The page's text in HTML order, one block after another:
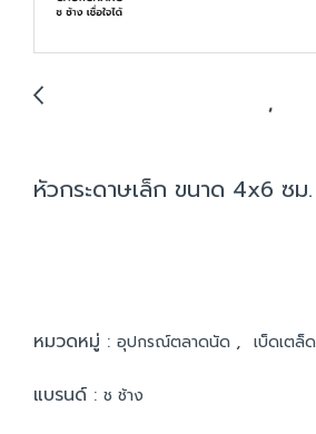
หัวกระดาษเล็ก ขนาด 4x6 ซม.
หมวดหมู่ : อุปกรณ์ตลาดนัด , เบ็ดเตล็ด
แบรนด์ : ช ช้าง